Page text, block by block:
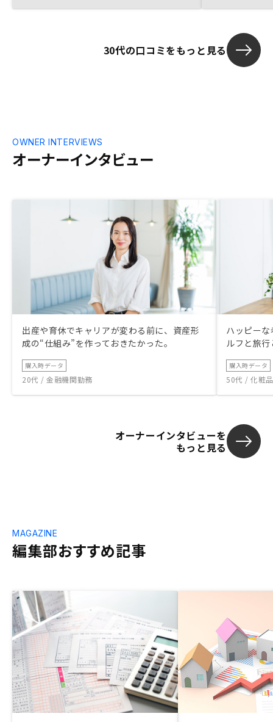
30代の口コミをもっと見る
オーナーインタビュー
OWNER INTERVIEWS
出産や育休でキャリアが変わる前に、資産形
成の“仕組み”を作っておきたかった。
購入時データ
20代 / 金融機関勤務
ハッピー
ルフと旅
購入時データ
50代 / 化粧
オーナーインタビューを
もっと見る
編集部おすすめ記事
MAGAZINE